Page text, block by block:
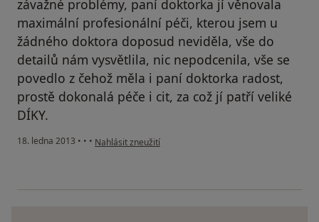
závažné problémy, paní doktorka jí věnovala
maximální profesionální péči, kterou jsem u
žádného doktora doposud neviděla, vše do
detailů nám vysvětlila, nic nepodcenila, vše se
povedlo z čehož měla i paní doktorka radost,
prostě dokonalá péče i cit, za což jí patří veliké
DÍKY.
18. ledna 2013 • • • podle názoru uživatele Váš účet byl odstraněn
Nahlásit zneužití